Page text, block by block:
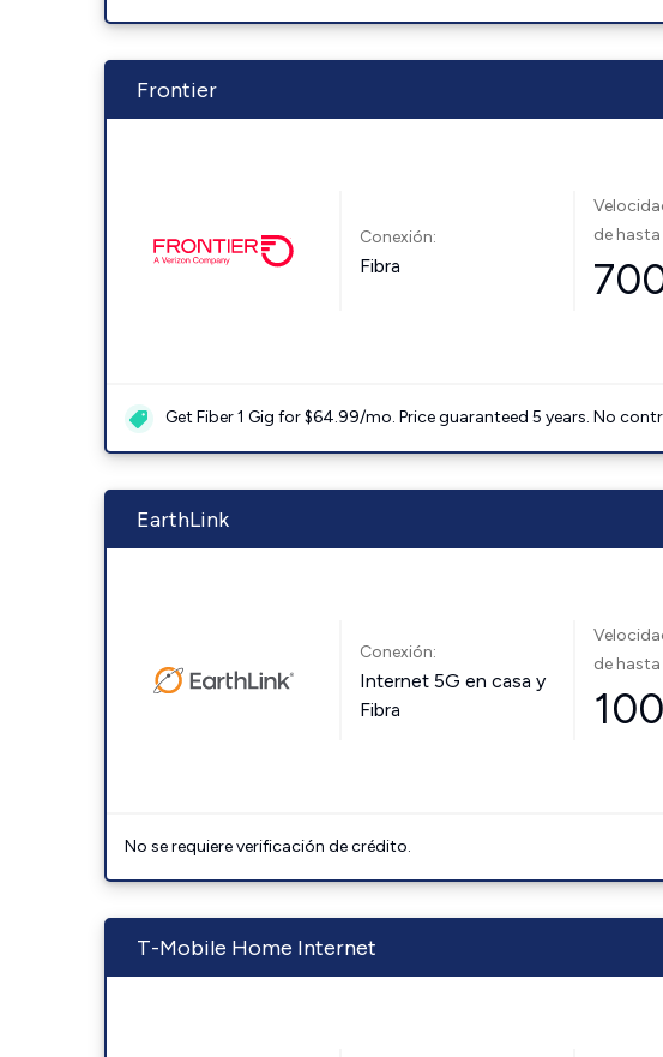
Frontier
Conexión:
Fibra
de hasta
Get Fiber 1 Gig for $64.99/mo. Price guaranteed 5 years. No
EarthLink
Conexión:
Internet 5G en casa y
Fibra
de hasta
No se requiere verificación de crédito.
T-Mobile Home Internet